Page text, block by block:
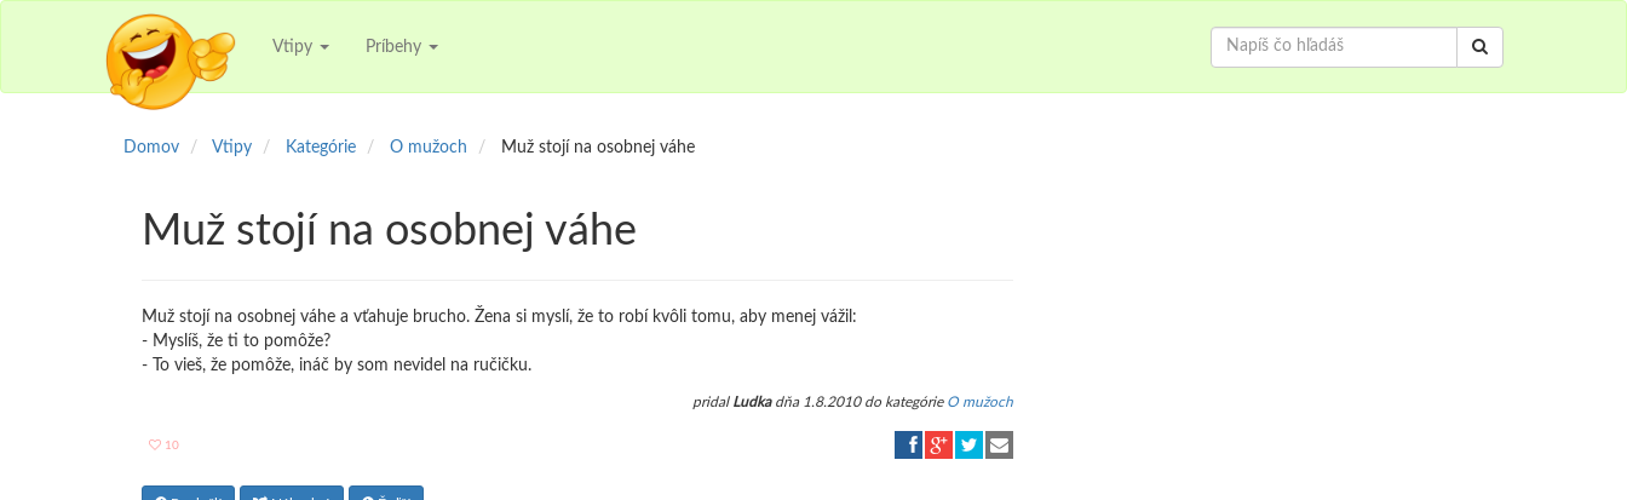
Vtipy Príbehy
Domov Vtipy Kategórie O mužoch Muž stojí na osobnej váhe
Muž stojí na osobnej váhe
Muž stojí na osobnej váhe a vťahuje brucho. Žena si myslí, že to robí kvôli tomu, aby menej vážil:
- Myslíš, že ti to pomôže?
- To vieš, že pomôže, ináč by som nevidel na ručičku.
pridal Ludkadňa 1.8.2010 do kategórie O mužoch
10